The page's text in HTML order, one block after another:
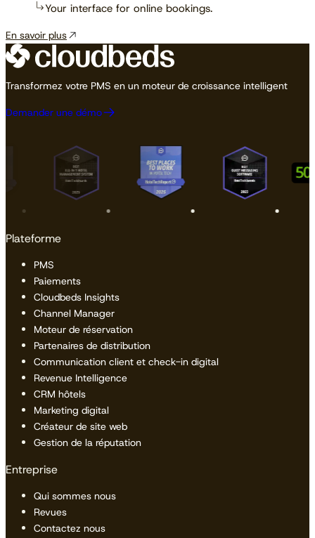
Your interface for online bookings.
En savoir plus
Transformez votre PMS en un moteur de croissance intelligent
Demander une démo
Plateforme
PMS
Paiements
Cloudbeds Insights
Channel Manager
Moteur de réservation
Partenaires de distribution
Communication client et check-in digital
Revenue Intelligence
CRM hôtels
Marketing digital
Créateur de site web
Gestion de la réputation
Entreprise
Qui sommes nous
Revues
Contactez nous